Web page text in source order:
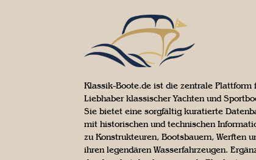
Klassik-Boote.de ist die zentrale Plattform
Liebhaber klassischer Yachten und
Sie bietet eine sorgfältig kuratierte
mit historischen und technischen
zu Konstrukteuren, Bootsbauern, Werften
ihren legendären Wasserfahrzeugen.